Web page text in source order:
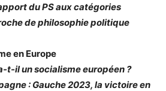
du PS aux catégories
de philosophie politique
en Europe
t-il un socialisme européen ?
: Gauche 2023, la victoire en